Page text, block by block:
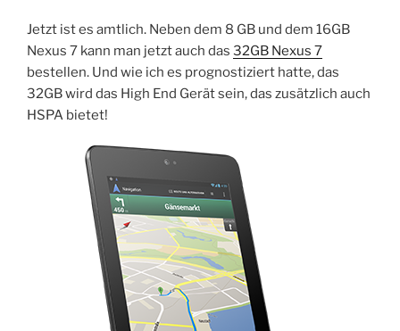
Jetzt ist es amtlich. Neben dem 8 GB und dem 16GB
Nexus 7 kann man jetzt auch das 32GB Nexus 7
bestellen. Und wie ich es prognostiziert hatte, das
32GB wird das High End Gerät sein, das zusätzlich auch
HSPA bietet!